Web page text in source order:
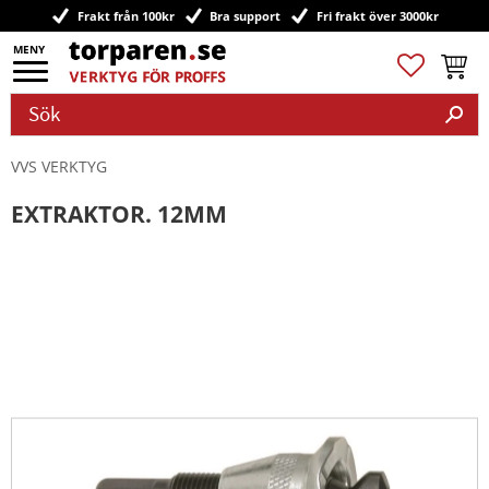
Meny
Frakt från 100kr Bra support Fri frakt över 3000kr
Favoriter
VVS VERKTYG
EXTRAKTOR. 12MM